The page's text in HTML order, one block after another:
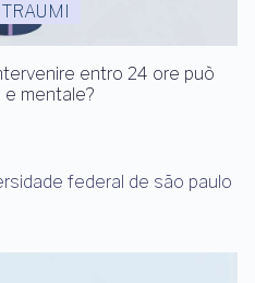
TRAUMI
entro 24 ore può
mentale?
federal de são paulo